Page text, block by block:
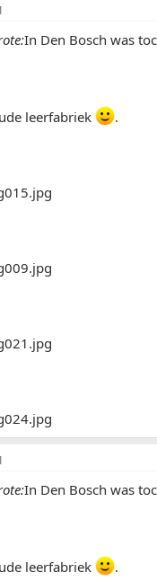
In Den Bosch was
leerfabriek .
In Den Bosch was
leerfabriek .